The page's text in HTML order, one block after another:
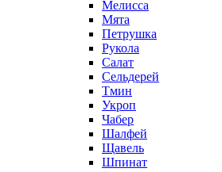
Мелисса
Мята
Петрушка
Рукола
Салат
Сельдерей
Тмин
Укроп
Чабер
Шалфей
Щавель
Шпинат